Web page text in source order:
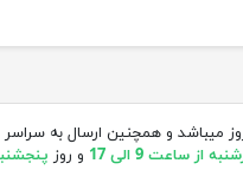
میباشد و همچنین ارسال به
از ساعت 9 الی 17 و روز پنجشنبه